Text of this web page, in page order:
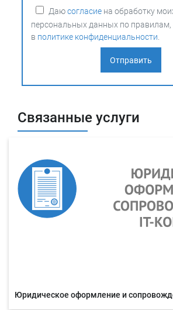
Даюсогласие на обработку
персональных данных по
в политике конфиденциальности
Связанные услуги
Юридическое оформление и